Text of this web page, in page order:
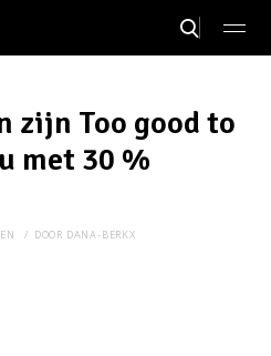
zijn Too good to
met 30 %
DOOR DANA-BERKX